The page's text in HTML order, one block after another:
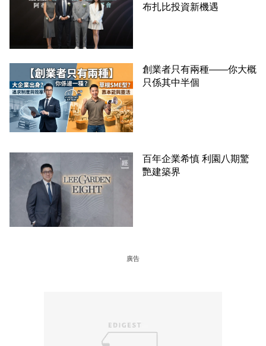
布扎比投資新機遇
創業者只有兩種——你大概
只係其中半個
百年企業希慎 利園八期驚
艷建築界
廣告